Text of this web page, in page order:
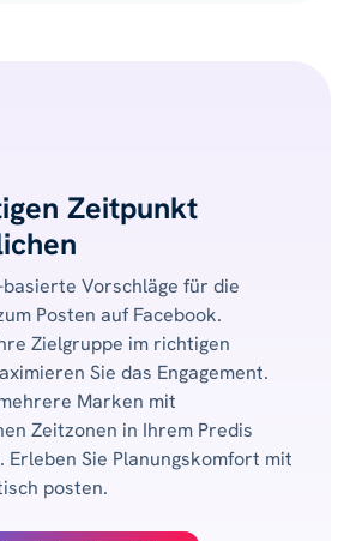
Zeitpunkt
basierte Vorschläge für die
Posten auf Facebook.
Zielgruppe im richtigen
Sie das Engagement.
Marken mit
Zeitzonen in Ihrem Predis
Sie Planungskomfort mit
posten.